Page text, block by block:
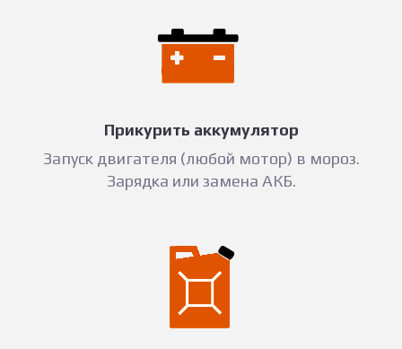
Прикурить аккумулятор
Запуск двигателя (любой мотор) в мороз.
Зарядка или замена АКБ.